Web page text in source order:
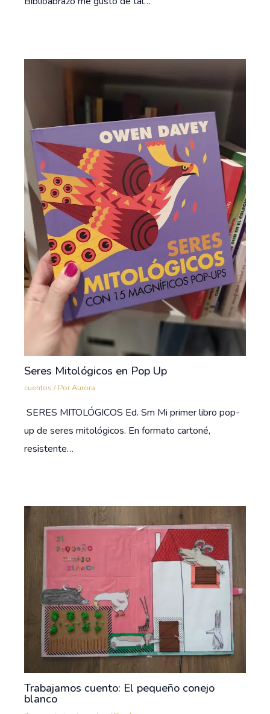
Seres Mitológicos en Pop Up
cuentos / PorAurora
SERES MITOLÓGICOS Ed. Sm Mi primer libro pop-
up de seres mitológicos. En formato cartoné,
resistente…
Trabajamos cuento: El pequeño conejo
blanco